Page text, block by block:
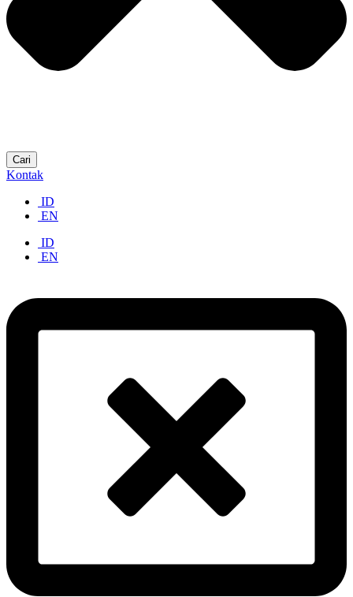
Cari
Kontak
ID
EN
ID
EN